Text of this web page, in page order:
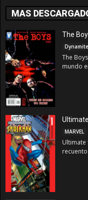
MAS
The
Dynamite
The
mundo
MARVEL
Ultimate